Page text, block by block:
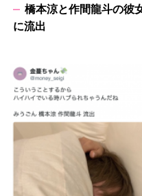
橋本涼と作間龍斗の彼
に流出